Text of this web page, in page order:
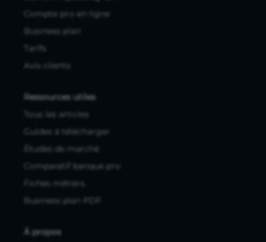
Compte pro en ligne
Business plan
Tarifs
Avis clients
Ressources utiles
Tous les articles
Guides à télécharger
Études de marché
Comparatif banque pro
Fiches métiers
Business plan PDF
À propos